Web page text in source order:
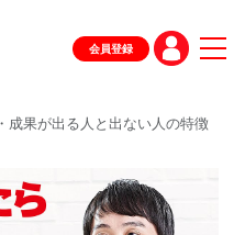
会員登録
成果が出る人と出ない人の特徴